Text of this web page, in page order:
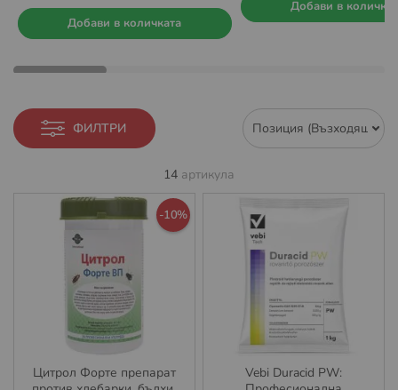
Добави в количката
Добави в
ФИЛТРИ
14 артикула
-10%
Цитрол Форте препарат
Vebi Duracid PW: